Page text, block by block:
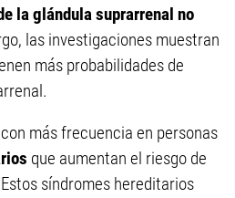
la glándula suprarrenal no
las investigaciones muestran
más probabilidades de
más frecuencia en personas
que aumentan el riesgo de
síndromes hereditarios